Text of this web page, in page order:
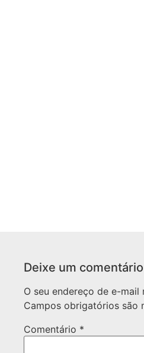
Deixe um comentário
O seu endereço de e-mail
Campos obrigatórios são
Comentário *